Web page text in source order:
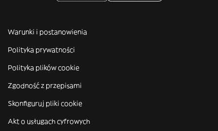
Warunki i postanowienia
Polityka prywatności
Polityka plików cookie
Zgodność z przepisami
Skonfiguruj pliki cookie
Akt o usługach cyfrowych